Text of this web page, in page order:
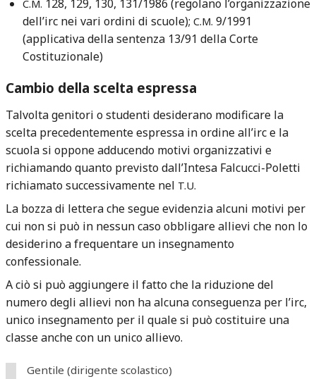
C.M. 128, 129, 130, 131/1986 (regolano l’organizzazione
dell’irc nei vari ordini di scuole); C.M. 9/1991
(applicativa della sentenza 13/91 della Corte
Costituzionale)
Cambio della scelta espressa
Talvolta genitori o studenti desiderano modificare la
scelta precedentemente espressa in ordine all’irc e la
scuola si oppone adducendo motivi organizzativi e
richiamando quanto previsto dall’Intesa Falcucci-Poletti
richiamato successivamente nel T.U.
La bozza di lettera che segue evidenzia alcuni motivi per
cui non si può in nessun caso obbligare allievi che non lo
desiderino a frequentare un insegnamento
confessionale.
A ciò si può aggiungere il fatto che la riduzione del
numero degli allievi non ha alcuna conseguenza per l’irc,
unico insegnamento per il quale si può costituire una
classe anche con un unico allievo.
Gentile (dirigente scolastico)